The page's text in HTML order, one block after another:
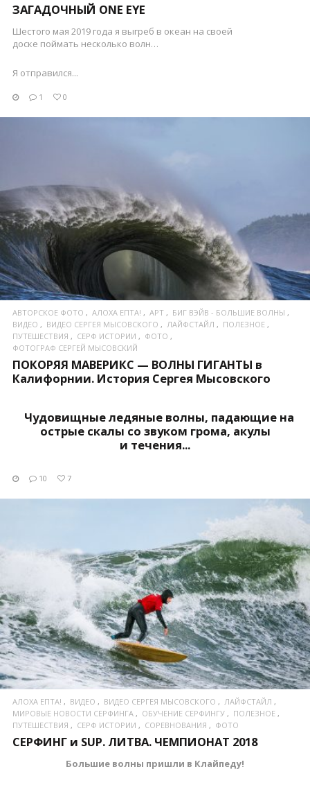
ЗАГАДОЧНЫЙ ONE EYE
Шестого мая 2019 года я выгреб в океан на своей
доске поймать несколько волн…
Я отправился...
1 0
ПОСМОТРЕТЬ
АВТОРСКОЕ ФОТО АЛОХА ЕПТА! АРТ
БИГ ВЭЙВ - БОЛЬШИЕ ВОЛНЫ
ВИДЕО
ВИДЕО СЕРГЕЯ МЫСОВСКОГО ЛАЙФСТАЙЛ
ПОЛЕЗНОЕ
ПУТЕШЕСТВИЯ
СЕРФ ИСТОРИИ
ФОТО
ФОТОГРАФ СЕРГЕЙ МЫСОВСКИЙ
ПОКОРЯЯ МАВЕРИКС — ВОЛНЫ ГИГАНТЫ в
Калифорнии. История Сергея Мысовского
Чудовищные ледяные волны, падающие на
острые скалы со звуком грома, акулы
и течения...
10 7
ПОСМОТРЕТЬ
АЛОХА ЕПТА! ВИДЕО ВИДЕО СЕРГЕЯ МЫСОВСКОГО
ЛАЙФСТАЙЛ
МИРОВЫЕ НОВОСТИ СЕРФИНГА
ОБУЧЕНИЕ СЕРФИНГУ
ПОЛЕЗНОЕ
ПУТЕШЕСТВИЯ
СЕРФ ИСТОРИИ СОРЕВНОВАНИЯ ФОТО
СЕРФИНГ и SUP. ЛИТВА. ЧЕМПИОНАТ 2018
Большие волны пришли в Клайпеду!